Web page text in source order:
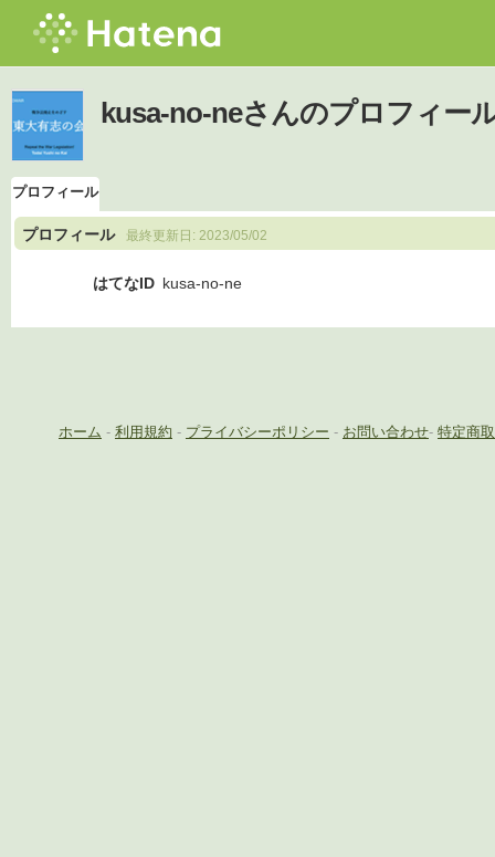
kusa-no-neさんのプロフィー
プロフィール
プロフィール 最終更新日: 2023/05/02
はてなID kusa-no-ne
ホーム - 利用規約 - プライバシーポリシー - お問い合わせ- 特定商